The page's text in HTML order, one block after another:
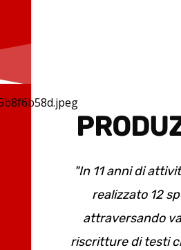
"In 11 anni di
realizzato 12
attraversando
riscritture di testi